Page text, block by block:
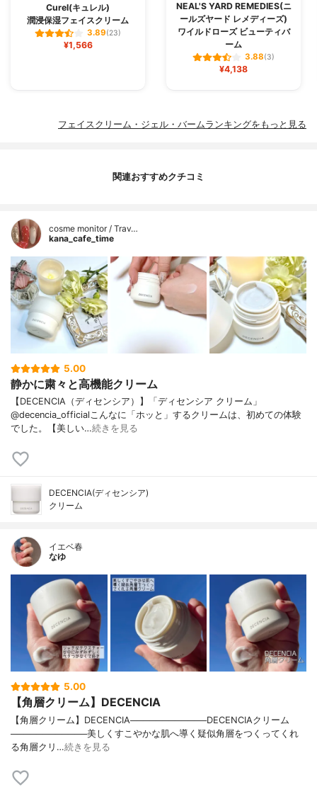
Curel(キュレル)
潤浸保湿フェイスクリーム
3.89(23)
¥1,566
NEAL'S YARD REMEDIES(ニ
ールズヤード レメディーズ)
ワイルドローズ ビューティバ
ーム
3.88(3)
¥4,138
フェイスクリーム・ジェル・バームランキングをもっと見る
関連おすすめクチコミ
cosme monitor / Trav…
kana_cafe_time
5.00
静かに粛々と高機能クリーム
【DECENCIA（ディセンシア）】「ディセンシア クリーム」
@decencia_officialこんなに「ホッと」するクリームは、初めての体験
でした。【美しい…続きを見る
DECENCIA(ディセンシア)
クリーム
イエベ春
なゆ
5.00
【角層クリーム】DECENCIA
【角層クリーム】DECENCIA────────────DECENCIAクリーム
────────────美しくすこやかな肌へ導く疑似角層をつくってくれ
る角層クリ…続きを見る